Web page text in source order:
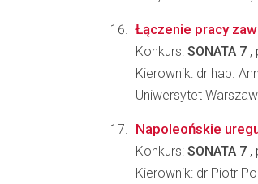
Łączenie pracy
Konkurs: SONATA 7 ,
Kierownik: dr hab.
Uniwersytet
Napoleońskie
Konkurs: SONATA 7 ,
Kierownik: dr Piotr